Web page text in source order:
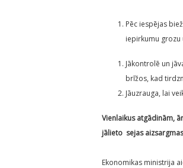
Pēc iespējas
iepirkumu
Jākontrolē un
brīžos, kad
Jāuzrauga, lai
Vienlaikus atgādinām,
jālieto sejas
Ekonomikas ministrija